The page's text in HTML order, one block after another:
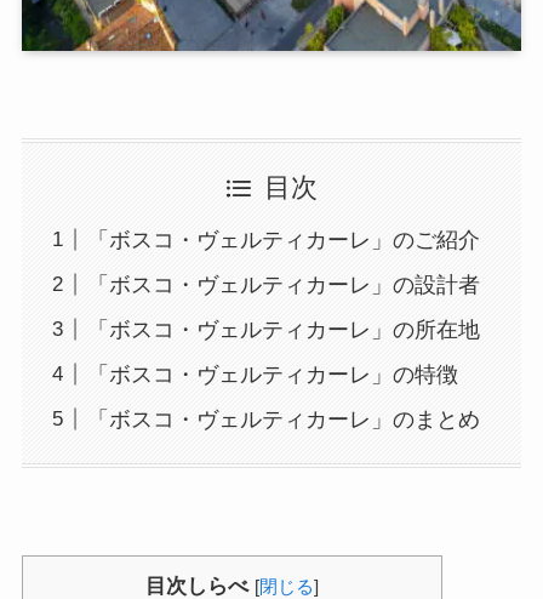
目次
「ボスコ・ヴェルティカーレ」のご紹介
「ボスコ・ヴェルティカーレ」の設計者
「ボスコ・ヴェルティカーレ」の所在地
「ボスコ・ヴェルティカーレ」の特徴
「ボスコ・ヴェルティカーレ」のまとめ
目次しらべ [閉じる]